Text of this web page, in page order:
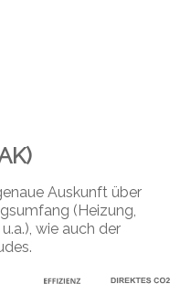
Auskunft über
(Heizung,
wie auch der